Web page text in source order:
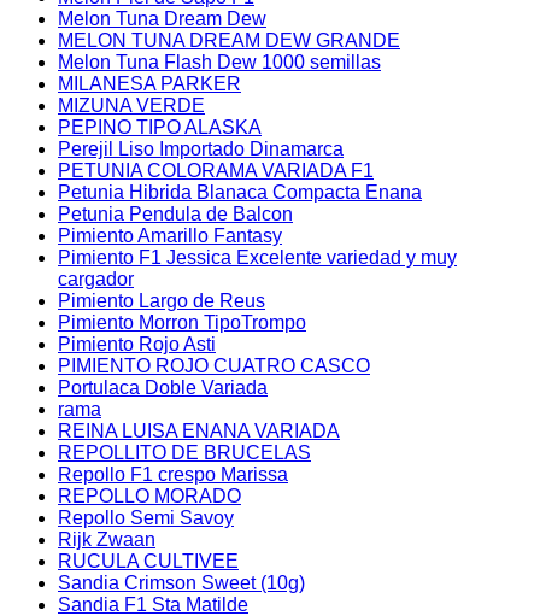
Melon Tuna Dream Dew
MELON TUNA DREAM DEW GRANDE
Melon Tuna Flash Dew 1000 semillas
MILANESA PARKER
MIZUNA VERDE
PEPINO TIPO ALASKA
Perejil Liso Importado Dinamarca
PETUNIA COLORAMA VARIADA F1
Petunia Hibrida Blanaca Compacta Enana
Petunia Pendula de Balcon
Pimiento Amarillo Fantasy
Pimiento F1 Jessica Excelente variedad y muy
cargador
Pimiento Largo de Reus
Pimiento Morron TipoTrompo
Pimiento Rojo Asti
PIMIENTO ROJO CUATRO CASCO
Portulaca Doble Variada
rama
REINA LUISA ENANA VARIADA
REPOLLITO DE BRUCELAS
Repollo F1 crespo Marissa
REPOLLO MORADO
Repollo Semi Savoy
Rijk Zwaan
RUCULA CULTIVEE
Sandia Crimson Sweet (10g)
Sandia F1 Sta Matilde